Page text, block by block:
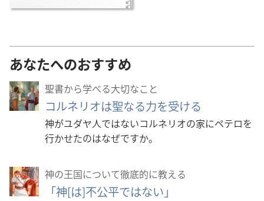
あなたへのおすすめ
聖書から学べる大切なこと
コルネリオは聖なる力を受ける
神がユダヤ人ではないコルネリオの家にペテロを
行かせたのはなぜですか。
神の王国について徹底的に教える
「神[は]不公平ではない」